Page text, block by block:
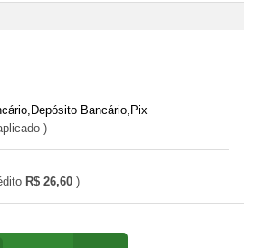
R$ 26,60
Bancário,Pix